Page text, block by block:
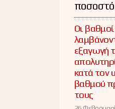
Οι
εξαγωγή
κατά τον
βαθμού
τους